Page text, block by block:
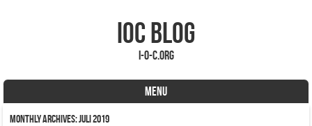
IOC Blog
i-o-c.org
MENU
Skip to content
Monthly Archives:Juli 2019